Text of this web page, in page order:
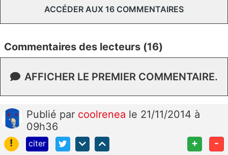
ACCÉDER AUX 16 COMMENTAIRES
Commentaires des lecteurs (16)
AFFICHER LE PREMIER COMMENTAIRE.
Publié par coolrenea le 21/11/2014 à
09h36
!
citer + -